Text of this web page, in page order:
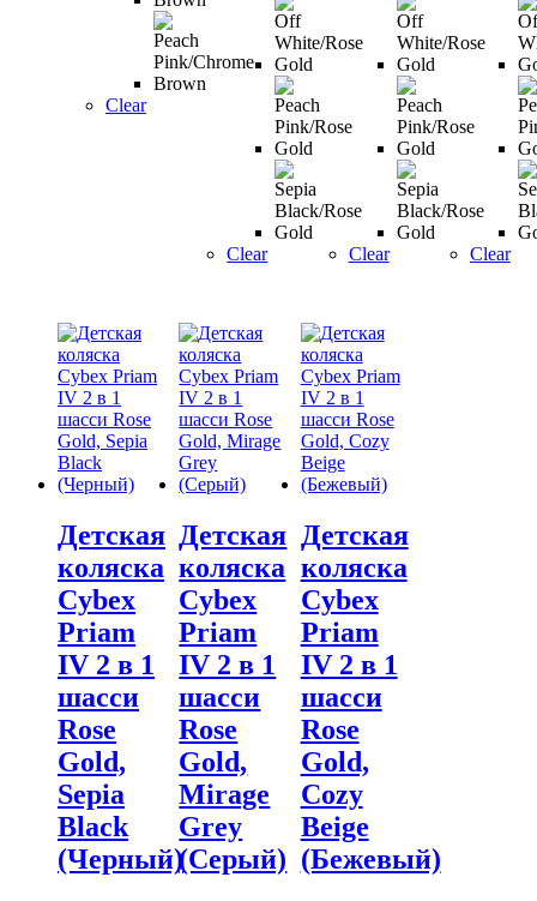
Clear
Clear Clear Clear
Детская
коляска
Cybex
Priam
IV 2 в 1
шасси
Rose
Gold,
Sepia
Black
(Черный)
Детская
коляска
Cybex
Priam
IV 2 в 1
шасси
Rose
Gold,
Mirage
Grey
(Серый)
Детская
коляска
Cybex
Priam
IV 2 в 1
шасси
Rose
Gold,
Cozy
Beige
(Бежевый)